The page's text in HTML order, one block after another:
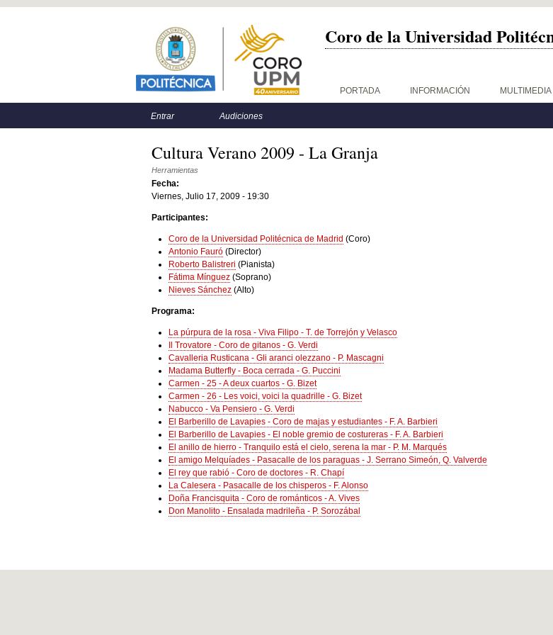
Coro de la Universidad
PORTADA INFORMACIÓN MULTIMEDIA
Entrar Audiciones
Cultura Verano 2009 - La Granja
Herramientas
Fecha:
Viernes, Julio 17, 2009 - 19:30
Participantes:
Coro de la Universidad Politécnica de Madrid (Coro)
Antonio Fauró (Director)
Roberto Balistreri (Pianista)
Fátima Mínguez (Soprano)
Nieves Sánchez (Alto)
Programa:
La púrpura de la rosa - Viva Filipo - T. de Torrejón y Velasco
Il Trovatore - Coro de gitanos - G. Verdi
Cavalleria Rusticana - Gli aranci olezzano - P. Mascagni
Madama Butterfly - Boca cerrada - G. Puccini
Carmen - 25 - A deux cuartos - G. Bizet
Carmen - 26 - Les voici, voici la quadrille - G. Bizet
Nabucco - Va Pensiero - G. Verdi
El Barberillo de Lavapies - Coro de majas y estudiantes - F. A. Barbieri
El Barberillo de Lavapies - El noble gremio de costureras - F. A. Barbieri
El anillo de hierro - Tranquilo está el cielo, serena la mar - P. M. Marqués
El amigo Melquíades - Pasacalle de los paraguas - J. Serrano Simeón, Q. Valverde
El rey que rabió - Coro de doctores - R. Chapí
La Calesera - Pasacalle de los chisperos - F. Alonso
Doña Francisquita - Coro de románticos - A. Vives
Don Manolito - Ensalada madrileña - P. Sorozábal